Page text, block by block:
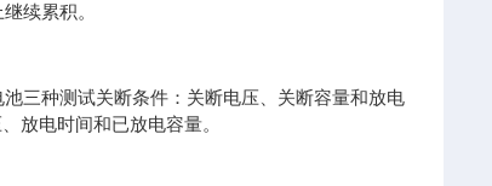
续累积。
三种测试关断条件：关断电压、关断容量和放电
放电时间和已放电容量。